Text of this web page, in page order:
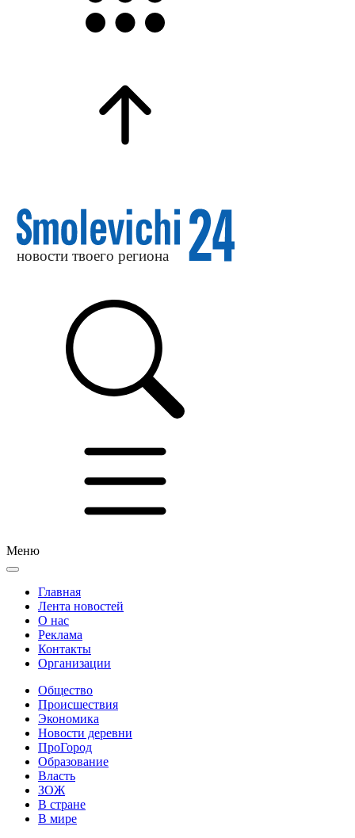
Меню
Главная
Лента новостей
О нас
Реклама
Контакты
Организации
Общество
Происшествия
Экономика
Новости деревни
ПроГород
Образование
Власть
ЗОЖ
В стране
В мире